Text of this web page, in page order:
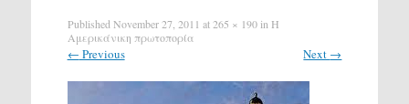
Published November 27, 2011 at265 × 190in Η
Αμερικάνικη πρωτοπορία
← Previous Next →